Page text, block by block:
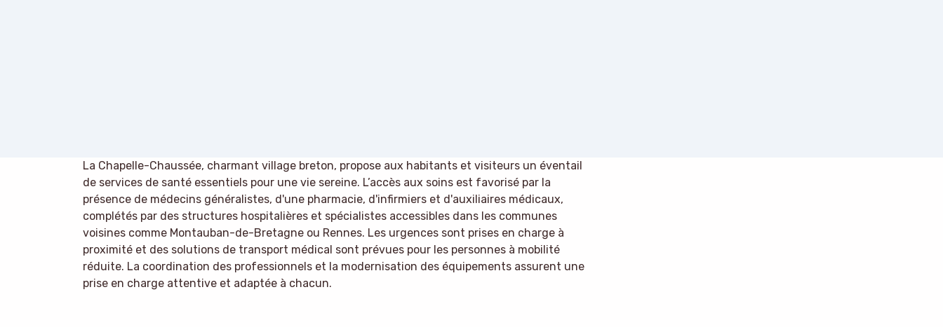
La Chapelle-Chaussée, charmant village breton, propose aux habitants et visiteurs un éventail
de services de santé essentiels pour une vie sereine. L’accès aux soins est favorisé par la
présence de médecins généralistes, d'une pharmacie, d'infirmiers et d'auxiliaires médicaux,
complétés par des structures hospitalières et spécialistes accessibles dans les communes
voisines comme Montauban-de-Bretagne ou Rennes. Les urgences sont prises en charge à
proximité et des solutions de transport médical sont prévues pour les personnes à mobilité
réduite. La coordination des professionnels et la modernisation des équipements assurent une
prise en charge attentive et adaptée à chacun.